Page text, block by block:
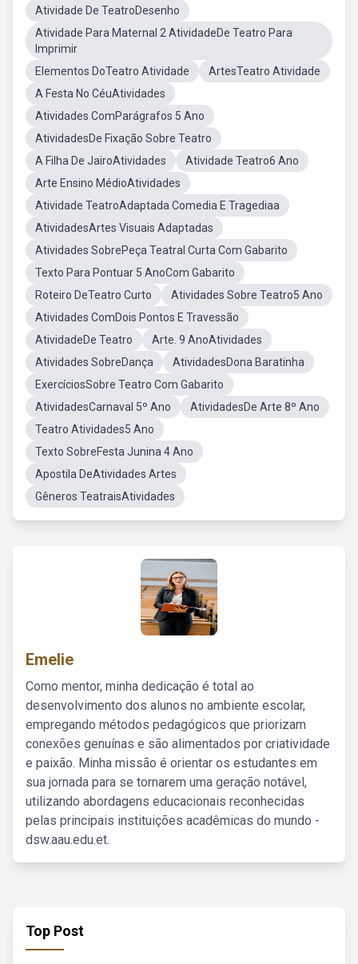
Atividade De TeatroDesenho
Atividade Para Maternal 2 AtividadeDe Teatro Para
Imprimir
Elementos DoTeatro Atividade
ArtesTeatro Atividade
A Festa No CéuAtividades
Atividades ComParágrafos 5 Ano
AtividadesDe Fixação Sobre Teatro
A Filha De JairoAtividades
Atividade Teatro6 Ano
Arte Ensino MédioAtividades
Atividade TeatroAdaptada Comedia E Tragediaa
AtividadesArtes Visuais Adaptadas
Atividades SobrePeça Teatral Curta Com Gabarito
Texto Para Pontuar 5 AnoCom Gabarito
Roteiro DeTeatro Curto
Atividades Sobre Teatro5 Ano
Atividades ComDois Pontos E Travessão
AtividadeDe Teatro
Arte. 9 AnoAtividades
Atividades SobreDança
AtividadesDona Baratinha
ExercíciosSobre Teatro Com Gabarito
AtividadesCarnaval 5º Ano
AtividadesDe Arte 8º Ano
Teatro Atividades5 Ano
Texto SobreFesta Junina 4 Ano
Apostila DeAtividades Artes
Gêneros TeatraisAtividades
Emelie
Como mentor, minha dedicação é total ao
desenvolvimento dos alunos no ambiente escolar,
empregando métodos pedagógicos que priorizam
conexões genuínas e são alimentados por criatividade
e paixão. Minha missão é orientar os estudantes em
sua jornada para se tornarem uma geração notável,
utilizando abordagens educacionais reconhecidas
pelas principais instituições acadêmicas do mundo -
dsw.aau.edu.et.
Top Post